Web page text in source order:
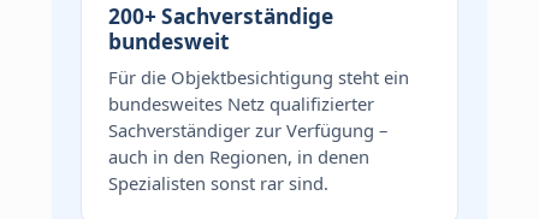
200+ Sachverständige
bundesweit
Für die Objektbesichtigung steht ein
bundesweites Netz qualifizierter
Sachverständiger zur Verfügung –
auch in den Regionen, in denen
Spezialisten sonst rar sind.